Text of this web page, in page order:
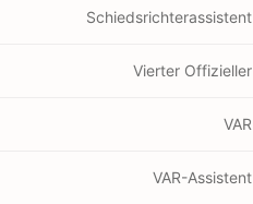
Schiedsrichterassistent
Vierter Offizieller
VAR
VAR-Assistent